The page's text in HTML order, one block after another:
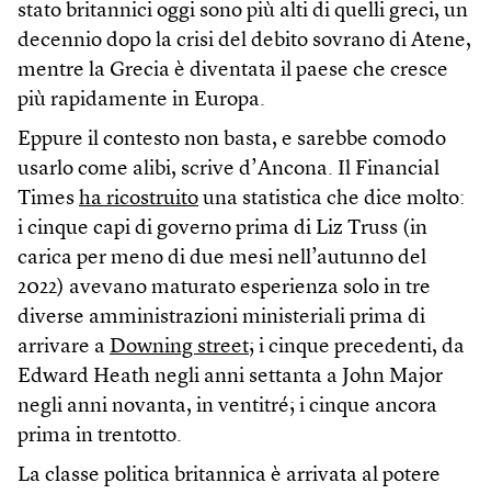
stato britannici oggi sono più alti di quelli greci, un
decennio dopo la crisi del debito sovrano di Atene,
mentre la Grecia è diventata il paese che cresce
più rapidamente in Europa.
Eppure il contesto non basta, e sarebbe comodo
usarlo come alibi, scrive d’Ancona. Il Financial
Times ha ricostruito una statistica che dice molto:
i cinque capi di governo prima di Liz Truss (in
carica per meno di due mesi nell’autunno del
2022) avevano maturato esperienza solo in tre
diverse amministrazioni ministeriali prima di
arrivare a Downing street; i cinque precedenti, da
Edward Heath negli anni settanta a John Major
negli anni novanta, in ventitré; i cinque ancora
prima in trentotto.
La classe politica britannica è arrivata al potere